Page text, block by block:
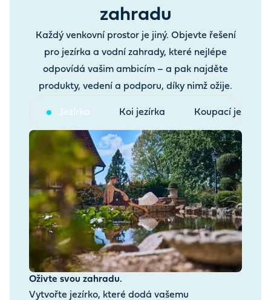
zahradu
Každý venkovní prostor je jiný. Objevte řešení
pro jezírka a vodní zahrady, které nejlépe
odpovídá vašim ambicím – a pak najděte
produkty, vedení a podporu, díky nimž ožije.
Jezírka Koi jezírka Koupací jezírka
Oživte svou zahradu.
Vytvořte jezírko, které dodá vašemu